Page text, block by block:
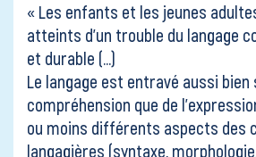
« Les enfants et les jeunes
atteints d’un trouble du langage
et durable (…)
Le langage est entravé aussi bien
compréhension que de
ou moins différents aspects des
langagières (syntaxe,